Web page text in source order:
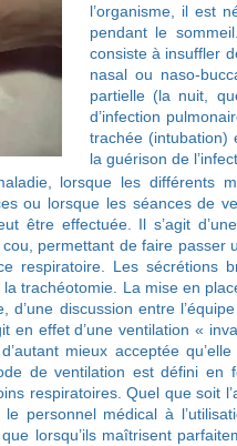
l’organisme, il est
pendant le
consiste à insuffler
nasal ou naso-
partielle (la nuit,
d’infection
trachée (intubation)
la guérison de
lorsque les différents
ou lorsque les séances de
être effectuée. Il s’agit
permettant de faire passer
respiratoire. Les sécrétions
trachéotomie. La mise en
d’une discussion entre
en effet d’une ventilation «
mieux acceptée
de ventilation est défini en
respiratoires. Quel que soit
personnel médical à
lorsqu’ils maîtrisent